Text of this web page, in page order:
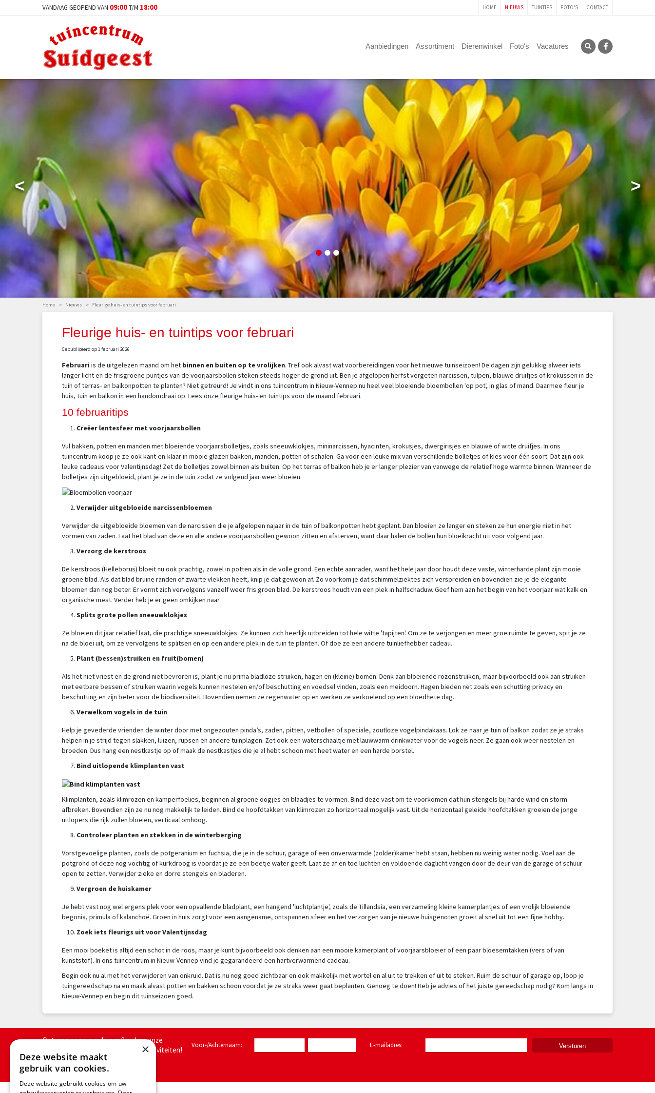
Home > Nieuws > Fleurige huis- en tuintips voor februari
VANDAAG GEOPEND VAN 09:00T/M 18:00 HOME NIEUWS TUINTIPS FOTO'S CONTACT
Aanbiedingen Assortiment Dierenwinkel Foto's Vacatures
Fleurige huis- en tuintips voor februari
Gepubliceerd op1 februari 2026
Februari is de uitgelezen maand om het binnen en buiten op te vrolijken. Tref ook alvast wat voorbereidingen voor het nieuwe tuinseizoen! De dagen zijn gelukkig alweer iets
langer licht en de frisgroene puntjes van de voorjaarsbollen steken steeds hoger de grond uit. Ben je afgelopen herfst vergeten narcissen, tulpen, blauwe druifjes of krokussen in de
tuin of terras- en balkonpotten te planten? Niet getreurd! Je vindt in ons tuincentrum in Nieuw-Vennep nu heel veel bloeiende bloembollen 'op pot', in glas of mand. Daarmee fleur je
huis, tuin en balkon in een handomdraai op. Lees onze fleurige huis- en tuintips voor de maand februari.
10 februaritips
Creëer lentesfeer met voorjaarsbollen
Vul bakken, potten en manden met bloeiende voorjaarsbolletjes, zoals sneeuwklokjes, mininarcissen, hyacinten, krokusjes, dwergirisjes en blauwe of witte druifjes. In ons
tuincentrum koop je ze ook kant-en-klaar in mooie glazen bakken, manden, potten of schalen. Ga voor een leuke mix van verschillende bolletjes of kies voor één soort. Dat zijn ook
leuke cadeaus voor Valentijnsdag! Zet de bolletjes zowel binnen als buiten. Op het terras of balkon heb je er langer plezier van vanwege de relatief hoge warmte binnen. Wanneer de
bolletjes zijn uitgebloeid, plant je ze in de tuin zodat ze volgend jaar weer bloeien.
Verwijder uitgebloeide narcissenbloemen
Verwijder de uitgebloeide bloemen van de narcissen die je afgelopen najaar in de tuin of balkonpotten hebt geplant. Dan bloeien ze langer en steken ze hun energie niet in het
vormen van zaden. Laat het blad van deze en alle andere voorjaarsbollen gewoon zitten en afsterven, want daar halen de bollen hun bloeikracht uit voor volgend jaar.
Verzorg de kerstroos
De kerstroos (Helleborus) bloeit nu ook prachtig, zowel in potten als in de volle grond. Een echte aanrader, want het hele jaar door houdt deze vaste, winterharde plant zijn mooie
groene blad. Als dat blad bruine randen of zwarte vlekken heeft, knip je dat gewoon af. Zo voorkom je dat schimmelziektes zich verspreiden en bovendien zie je de elegante
bloemen dan nog beter. Er vormt zich vervolgens vanzelf weer fris groen blad. De kerstroos houdt van een plek in halfschaduw. Geef hem aan het begin van het voorjaar wat kalk en
organische mest. Verder heb je er geen omkijken naar.
Splits grote pollen sneeuwklokjes
Ze bloeien dit jaar relatief laat, die prachtige sneeuwklokjes. Ze kunnen zich heerlijk uitbreiden tot hele witte 'tapijten'. Om ze te verjongen en meer groeiruimte te geven, spit je ze
na de bloei uit, om ze vervolgens te splitsen en op een andere plek in de tuin te planten. Of doe ze een andere tuinliefhebber cadeau.
Plant (bessen)struiken en fruit(bomen)
Als het niet vriest en de grond niet bevroren is, plant je nu prima bladloze struiken, hagen en (kleine) bomen. Denk aan bloeiende rozenstruiken, maar bijvoorbeeld ook aan struiken
met eetbare bessen of struiken waarin vogels kunnen nestelen en/of beschutting en voedsel vinden, zoals een meidoorn. Hagen bieden net zoals een schutting privacy en
beschutting en zijn beter voor de biodiversiteit. Bovendien nemen ze regenwater op en werken ze verkoelend op een bloedhete dag.
Verwelkom vogels in de tuin
Help je gevederde vrienden de winter door met ongezouten pinda’s, zaden, pitten, vetbollen of speciale, zoutloze vogelpindakaas. Lok ze naar je tuin of balkon zodat ze je straks
helpen in je strijd tegen slakken, luizen, rupsen en andere tuinplagen. Zet ook een waterschaaltje met lauwwarm drinkwater voor de vogels neer. Ze gaan ook weer nestelen en
broeden. Dus hang een nestkastje op of maak de nestkastjes die je al hebt schoon met heet water en een harde borstel.
Bind uitlopende klimplanten vast
Klimplanten, zoals klimrozen en kamperfoelies, beginnen al groene oogjes en blaadjes te vormen. Bind deze vast om te voorkomen dat hun stengels bij harde wind en storm
afbreken. Bovendien zijn ze nu nog makkelijk te leiden. Bind de hoofdtakken van klimrozen zo horizontaal mogelijk vast. Uit de horizontaal geleide hoofdtakken groeien de jonge
uitlopers die rijk zullen bloeien, verticaal omhoog.
Controleer planten en stekken in de winterberging
Vorstgevoelige planten, zoals de potgeranium en fuchsia, die je in de schuur, garage of een onverwarmde (zolder)kamer hebt staan, hebben nu weinig water nodig. Voel aan de
potgrond of deze nog vochtig of kurkdroog is voordat je ze een beetje water geeft. Laat ze af en toe luchten en voldoende daglicht vangen door de deur van de garage of schuur
open te zetten. Verwijder zieke en dorre stengels en bladeren.
Vergroen de huiskamer
Je hebt vast nog wel ergens plek voor een opvallende bladplant, een hangend 'luchtplantje', zoals de Tillandsia, een verzameling kleine kamerplantjes of een vrolijk bloeiende
begonia, primula of kalanchoë. Groen in huis zorgt voor een aangename, ontspannen sfeer en het verzorgen van je nieuwe huisgenoten groeit al snel uit tot een fijne hobby.
Zoek iets fleurigs uit voor Valentijnsdag
Een mooi boeket is altijd een schot in de roos, maar je kunt bijvoorbeeld ook denken aan een mooie kamerplant of voorjaarsbloeier of een paar bloesemtakken (vers of van
kunststof). In ons tuincentrum in Nieuw-Vennep vind je gegarandeerd een hartverwarmend cadeau.
Begin ook nu al met het verwijderen van onkruid. Dat is nu nog goed zichtbaar en ook makkelijk met wortel en al uit te trekken of uit te steken. Ruim de schuur of garage op, loop je
tuingereedschap na en maak alvast potten en bakken schoon voordat je ze straks weer gaat beplanten. Genoeg te doen! Heb je advies of het juiste gereedschap nodig? Kom langs in
Nieuw-Vennep en begin dit tuinseizoen goed.
Ontvang ongeveer 1x per 2 weken onze
nieuwsbrief met acties, nieuws & activiteiten!
We slaan jouw gegevens op conform
onzeprivacy policy.
Voor-/Achternaam: E-mailadres:
×
Deze website maakt
gebruik van cookies.
Deze website gebruikt cookies om uw